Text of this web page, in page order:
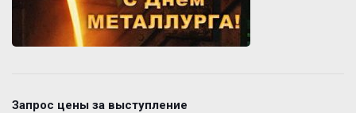
Запрос цены за выступление